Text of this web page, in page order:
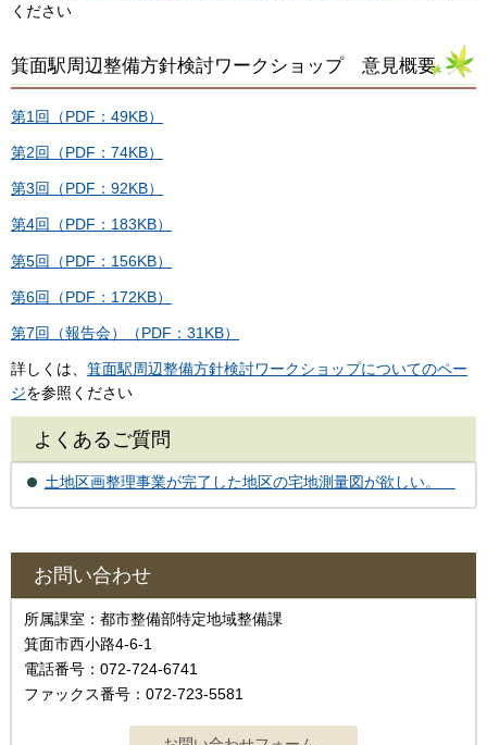
ください
箕面駅周辺整備方針検討ワークショップ 意見概要
第1回（PDF：49KB）
第2回（PDF：74KB）
第3回（PDF：92KB）
第4回（PDF：183KB）
第5回（PDF：156KB）
第6回（PDF：172KB）
第7回（報告会）（PDF：31KB）
詳しくは、 箕面駅周辺整備方針検討ワークショップについてのペー
ジを参照ください
よくあるご質問
土地区画整理事業が完了した地区の宅地測量図が欲しい。
お問い合わせ
所属課室：都市整備部特定地域整備課
箕面市西小路4-6-1
電話番号：072-724-6741
ファックス番号：072-723-5581